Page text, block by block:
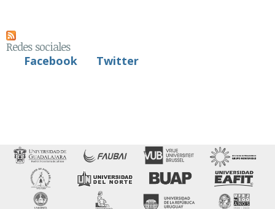
Redes sociales
Facebook
Twitter